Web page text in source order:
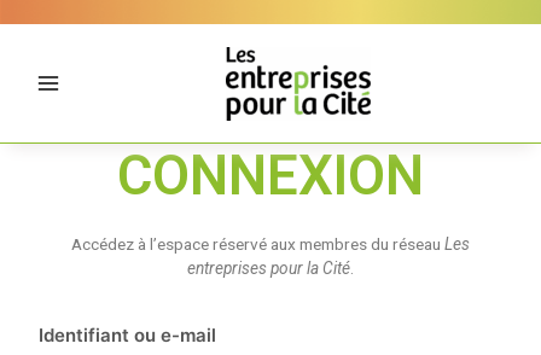
CONNEXION
Accédez à l’espace réservé aux membres du réseau Les
entreprises pour la Cité.
Identifiant ou e-mail